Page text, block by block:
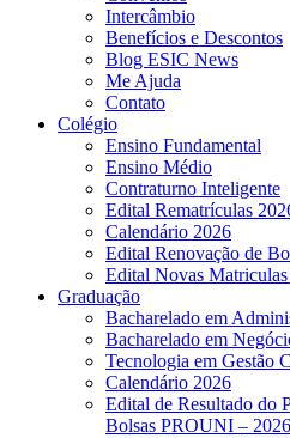
Intercâmbio
Benefícios e Descontos
Blog ESIC News
Me Ajuda
Contato
Colégio
Ensino Fundamental
Ensino Médio
Contraturno Inteligente
Edital Rematrículas
Calendário 2026
Edital Renovação de
Edital Novas
Graduação
Bacharelado em
Bacharelado em
Tecnologia em Gestão
Calendário 2026
Edital de Resultado do
Bolsas PROUNI – 2026